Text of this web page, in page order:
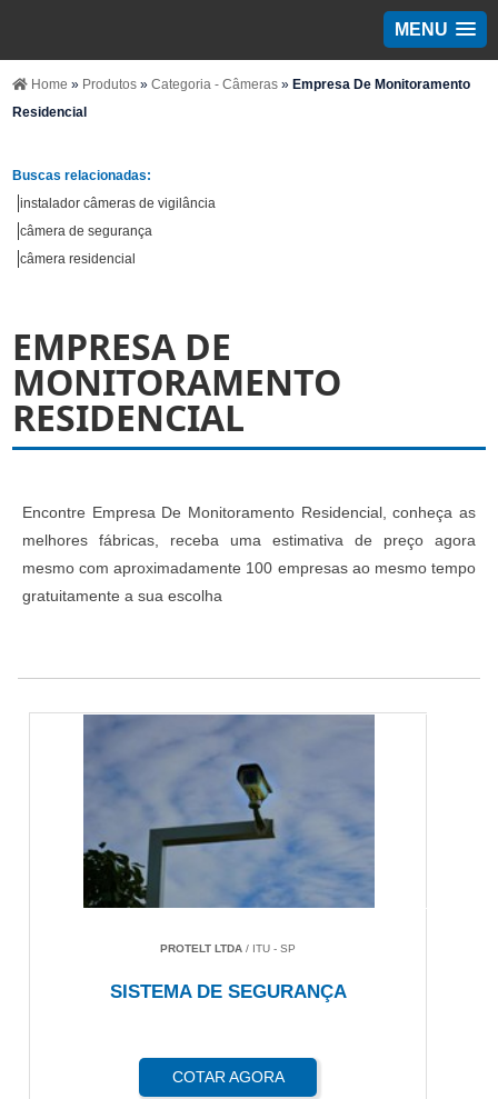
MENU
Home » Produtos»Categoria - Câmeras» Empresa De Monitoramento
Residencial
Buscas relacionadas:
instalador câmeras de vigilância
câmera de segurança
câmera residencial
EMPRESA DE
MONITORAMENTO
RESIDENCIAL
Encontre Empresa De Monitoramento Residencial, conheça as
melhores fábricas, receba uma estimativa de preço agora
mesmo com aproximadamente 100 empresas ao mesmo tempo
gratuitamente a sua escolha
PROTELT LTDA / ITU - SP
SISTEMA DE SEGURANÇA
COTAR AGORA